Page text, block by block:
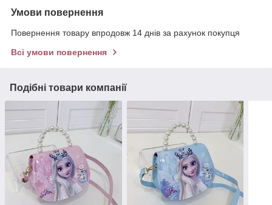
Умови повернення
Повернення товару впродовж 14 днів за рахунок покупця
Всі умови повернення
Подібні товари компанії